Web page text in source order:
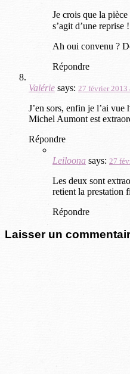
Je crois que la
s’agit d’une reprise
Ah oui convenu ?
Répondre
Valérie says: 27 février 2013
J’en sors, enfin je l’ai vue
Michel Aumont est
Répondre
Leiloona says: 27
Les deux sont
retient la prestation
Répondre
Laisser un